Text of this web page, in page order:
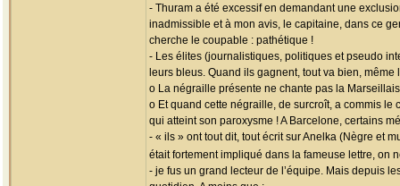
- Thuram a été excessif en demandant une
inadmissible et à mon avis, le capitaine, dans ce
cherche le coupable : pathétique !
- Les élites (journalistiques, politiques et pseudo
leurs bleus. Quand ils gagnent, tout va bien,
o La négraille présente ne chante pas la
o Et quand cette négraille, de surcroît, a commis le
qui atteint son paroxysme ! A Barcelone, certains
- « ils » ont tout dit, tout écrit sur Anelka (Nègre et
était fortement impliqué dans la fameuse lettre,
- je fus un grand lecteur de l’équipe. Mais depuis